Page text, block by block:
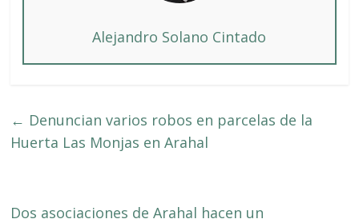
Alejandro Solano Cintado
← Denuncian varios robos en parcelas de la
Huerta Las Monjas en Arahal
Dos asociaciones de Arahal hacen un